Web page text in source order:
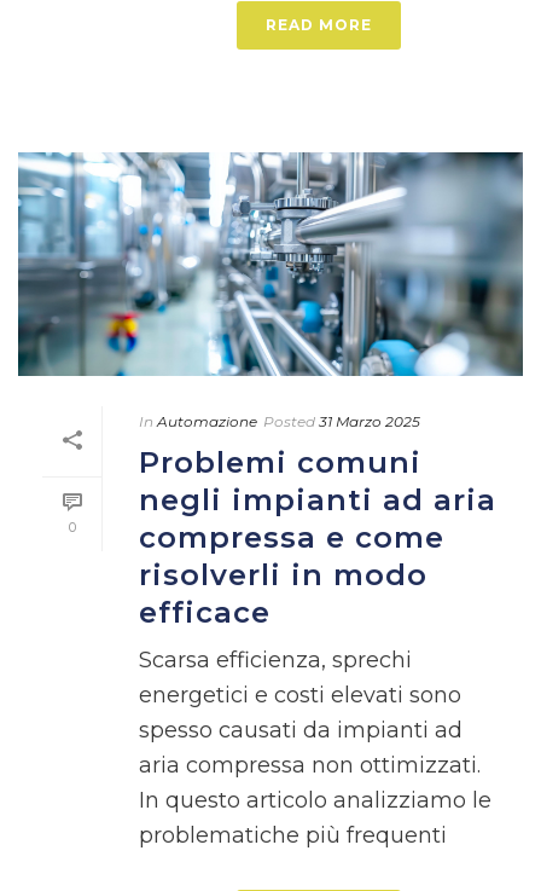
READ MORE
0
In Automazione Posted 31 Marzo 2025
Problemi comuni
negli impianti ad aria
compressa e come
risolverli in modo
efficace
Scarsa efficienza, sprechi
energetici e costi elevati sono
spesso causati da impianti ad
aria compressa non ottimizzati.
In questo articolo analizziamo le
problematiche più frequenti